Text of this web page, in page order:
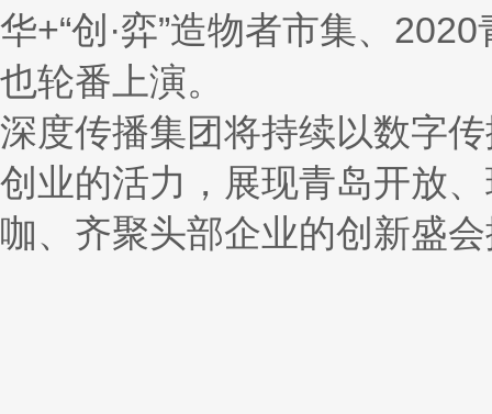
华+“创·弈”造物者市集、
也轮番上演。
深度传播集团将持续以数字
创业的活力，展现青岛开放
咖、齐聚头部企业的创新盛